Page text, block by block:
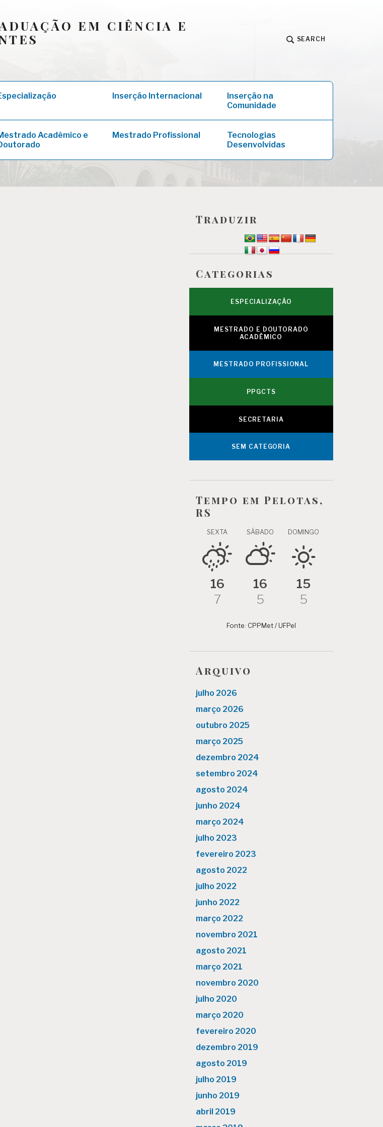
EM CIÊNCIA E
SEARCH
Inserção Internacional
Inserção na
Comunidade
Acadêmico e
Mestrado Profissional
Tecnologias
Desenvolvidas
Traduzir
Categorias
ESPECIALIZAÇÃO
MESTRADO E DOUTORADO
ACADÊMICO
MESTRADO PROFISSIONAL
PPGCTS
SECRETARIA
SEM CATEGORIA
Tempo em Pelotas,
RS
SEXTA
16
7
SÁBADO
16
5
DOMINGO
15
5
Fonte: CPPMet / UFPel
Arquivo
julho 2026
março 2026
outubro 2025
março 2025
dezembro 2024
setembro 2024
agosto 2024
junho 2024
março 2024
julho 2023
fevereiro 2023
agosto 2022
julho 2022
junho 2022
março 2022
novembro 2021
agosto 2021
março 2021
novembro 2020
julho 2020
março 2020
fevereiro 2020
dezembro 2019
agosto 2019
julho 2019
junho 2019
abril 2019